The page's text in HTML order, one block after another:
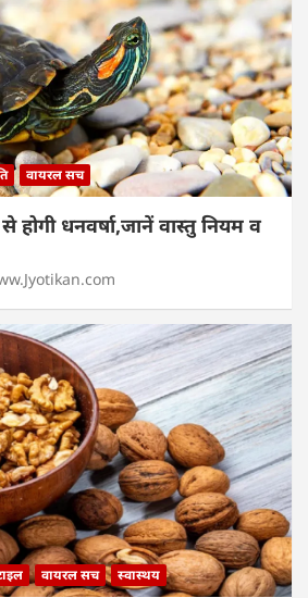
वायरल सच
धनवर्षा,जानें वास्तु नियम व
वायरल सच स्वास्थय